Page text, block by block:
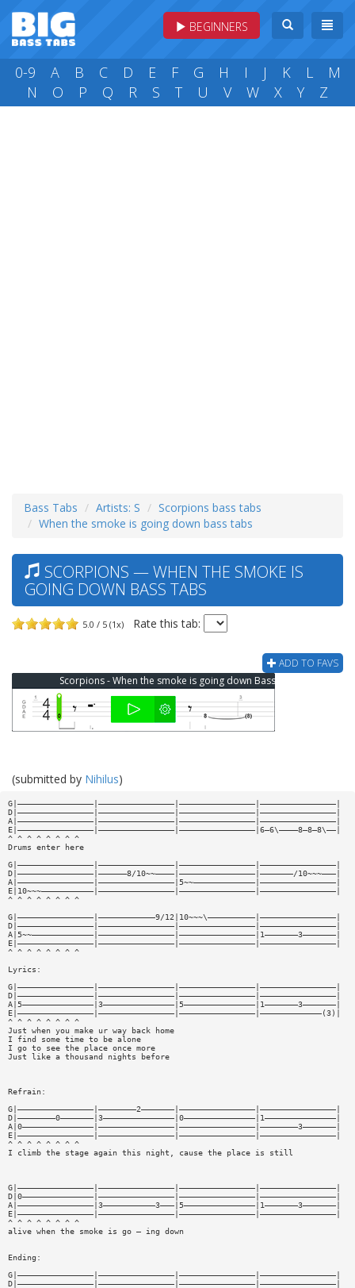
BEGINNERS
0-9 A B C D E F G H I J K L
M
N
O P Q R S T U V W X Y Z
Bass Tabs Artists: S
Scorpions bass tabs
When the smoke is going down bass tabs
SCORPIONS — WHEN THE SMOKE IS
GOING DOWN BASS TABS
5.0 / 5 (1x) Rate this tab:
ADD TO FAVS
Scorpions - When the smoke is going down Bass Tab
(submitted by Nihilus)
G|————————————————|————————————————|————————————————|————————————————|
D|————————————————|————————————————|————————————————|————————————————|
A|————————————————|————————————————|————————————————|————————————————|
E|————————————————|————————————————|————————————————|6—6\————8—8—8\——|
^ ^ ^ ^ ^ ^ ^ ^
Drums enter here
G|————————————————|————————————————|————————————————|————————————————|
D|————————————————|——————8/10~~————|————————————————|———————/10~~~———|
A|————————————————|————————————————|5~~—————————————|————————————————|
E|10~~~———————————|————————————————|————————————————|————————————————|
^ ^ ^ ^ ^ ^ ^ ^
G|————————————————|————————————9/12|10~~~\——————————|————————————————|
D|————————————————|————————————————|————————————————|————————————————|
A|5~~—————————————|————————————————|————————————————|1———————3———————|
E|————————————————|————————————————|————————————————|————————————————|
^ ^ ^ ^ ^ ^ ^ ^
Lyrics:
G|————————————————|————————————————|————————————————|————————————————|
D|————————————————|————————————————|————————————————|————————————————|
A|5———————————————|3———————————————|5———————————————|1———————3———————|
E|————————————————|————————————————|————————————————|—————————————(3)|
^ ^ ^ ^ ^ ^ ^ ^
Just when you make ur way back home
I find some time to be alone
I go to see the place once more
Just like a thousand nights before
Refrain:
G|————————————————|————————2———————|————————————————|————————————————|
D|————————0———————|3———————————————|0———————————————|1———————————————|
A|0———————————————|————————————————|————————————————|————————3———————|
E|————————————————|————————————————|————————————————|————————————————|
^ ^ ^ ^ ^ ^ ^ ^
I climb the stage again this night, cause the place is still
G|————————————————|————————————————|————————————————|————————————————|
D|0———————————————|————————————————|————————————————|————————————————|
A|————————————————|3———————————3———|5———————————————|1———————3———————|
E|————————————————|————————————————|————————————————|————————————————|
^ ^ ^ ^ ^ ^ ^ ^
alive when the smoke is go — ing down
Ending:
G|————————————————|————————————————|————————————————|————————————————|
D|————————————————|————————————————|————————————————|————————————————|